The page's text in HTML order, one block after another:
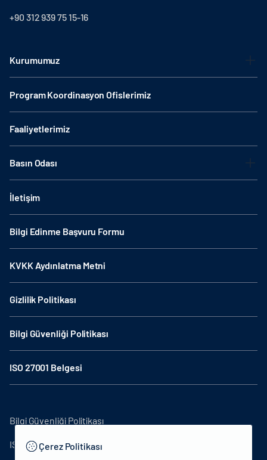
+90 312 939 75 15-16
Kurumumuz
Program Koordinasyon Ofislerimiz
Faaliyetlerimiz
Basın Odası
İletişim
Bilgi Edinme Başvuru Formu
KVKK Aydınlatma Metni
Gizlilik Politikası
Bilgi Güvenliği Politikası
ISO 27001 Belgesi
Bilgi Güvenliği Politikası
ISO27001Çerez Politikası